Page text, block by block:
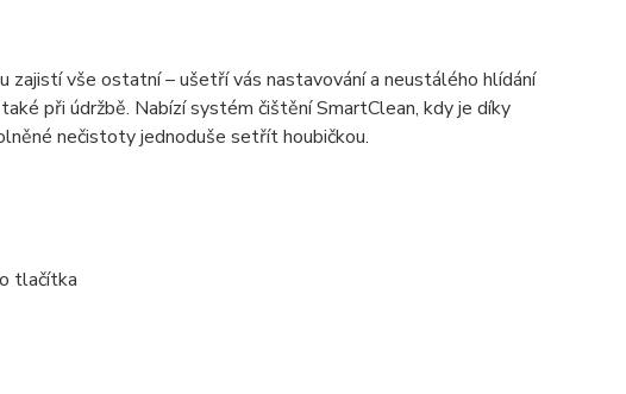
vše ostatní – ušetří vás nastavování a neustálého hlídání
při údržbě. Nabízí systém čištění SmartClean, kdy je díky
nečistoty jednoduše setřít houbičkou.
tlačítka